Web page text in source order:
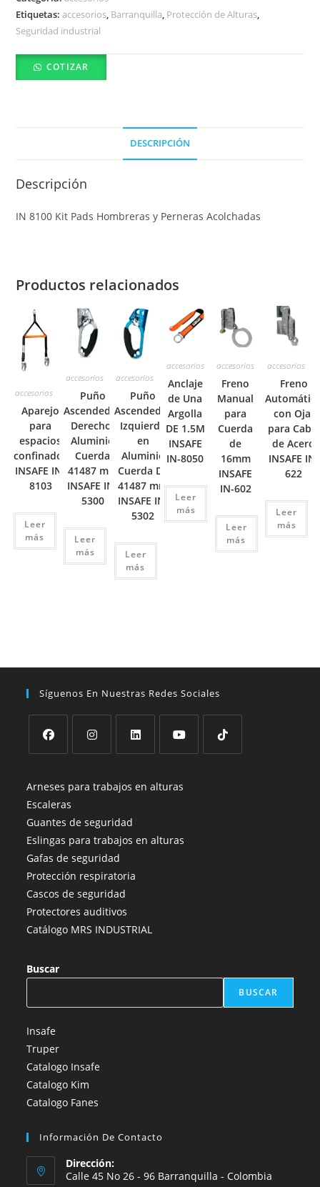
Etiquetas:accesorios, Barranquilla, Protección de Alturas,
Seguridad industrial
COTIZAR
DESCRIPCIÓN
Descripción
IN 8100 Kit Pads Hombreras y Perneras Acolchadas
Productos relacionados
accesorios
Aparejo
para
espacios
confinados
INSAFE IN-
8103
Leer
más
accesorios
Puño
Ascendedor
Derecho.
Aluminio
Cuerda
41487 mm
INSAFE IN-
5300
Leer
más
accesorios
Puño
Ascendedor
Izquierdo
en
Aluminio
Cuerda De
41487 mm
INSAFE IN-
5302
Leer
más
accesorios
Anclaje
de Una
Argolla
DE 1.5M
INSAFE
IN-8050
Leer
más
accesorios
Freno
Manual
para
Cuerda
de
16mm
INSAFE
IN-602
Leer
más
accesorios
Freno
con Ojal
para Cable
de Acero
INSAFE IN-
622
Leer
más
Síguenos En Nuestras Redes Sociales
nueva
pestaña
una
pestaña
abre
una
nueva
pestaña
Arneses para trabajos en alturas
Escaleras
Guantes de seguridad
Eslingas para trabajos en alturas
Gafas de seguridad
Protección respiratoria
Cascos de seguridad
Protectores auditivos
Catálogo MRS INDUSTRIAL
Buscar
BUSCAR
Insafe
Truper
Catalogo Insafe
Catalogo Kim
Catalogo Fanes
Información De Contacto
Dirección:
Calle 45 No 26 - 96 Barranquilla - Colombia